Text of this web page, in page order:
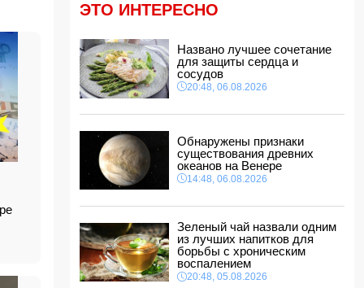
18:48, 06.08.2026
Чолпон-Атинская декларация укрепит
институциональные основы отношений
между Азербайджаном и Центральной Азией
Стала известна дата II этапа вступительного
экзамена в резидентуру
18:02, 06.08.2026
Новрузали Асланов провел встречу с
ФОТО
18:00, 06.08.2026
«Новые технологии формируют новые
профессии на рынке труда» — эксперт
16:48, 06.08.2026
ЭТО ИНТЕРЕСНО
Названо лучшее сочетание
для защиты сердца и
сосудов
20:48, 06.08.2026
Обнаружены признаки
существования древних
океанов на Венере
14:48, 06.08.2026
Зеленый чай назвали одним
из лучших напитков для
борьбы с хроническим
воспалением
20:48, 05.08.2026